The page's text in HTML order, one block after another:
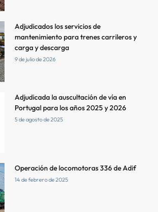
Adjudicados los servicios de
mantenimiento para trenes carrileros y
carga y descarga
9 de julio de 2026
Adjudicada la auscultación de vía en
Portugal para los años 2025 y 2026
5 de agosto de 2025
Operación de locomotoras 336 de Adif
14 de febrero de 2025